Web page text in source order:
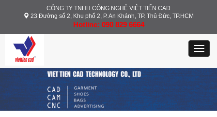
CÔNG TY TNHH CÔNG NGHỆ VIỆT TIẾN CAD
23 Đường số 2, Khu phố 2, P. An Khánh, TP. Thủ Đức, TP.HCM
Hotline: 090 829 6664